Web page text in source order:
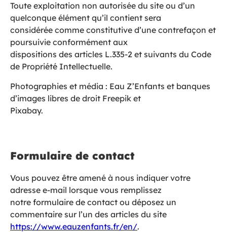
Toute exploitation non autorisée du site ou d’un
quelconque élément qu’il contient sera
considérée comme constitutive d’une contrefaçon et
poursuivie conformément aux
dispositions des articles L.335-2 et suivants du Code
de Propriété Intellectuelle.
Photographies et média : Eau Z’Enfants et banques
d’images libres de droit Freepik et
Pixabay.
Formulaire de contact
Vous pouvez être amené à nous indiquer votre
adresse e-mail lorsque vous remplissez
notre formulaire de contact ou déposez un
commentaire sur l’un des articles du site
https://www.eauzenfants.fr/en/.